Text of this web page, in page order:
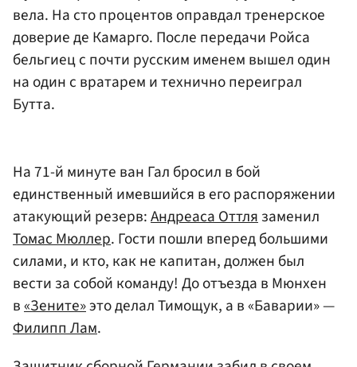
вела. На сто процентов оправдал тренерское
доверие де Камарго. После передачи Ройса
бельгиец с почти русским именем вышел один
на один с вратарем и технично переиграл
Бутта.
На 71-й минуте ван Гал бросил в бой
единственный имевшийся в его распоряжении
атакующий резерв:Андреаса Оттлязаменил
Томас Мюллер. Гости пошли вперед большими
силами, и кто, как не капитан, должен был
вести за собой команду! До отъезда в Мюнхен
в«Зените»это делал Тимощук, а в «Баварии» —
Филипп Лам.